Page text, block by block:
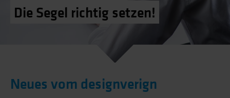
Die Segel richtig setzen!
Neues vom designverign